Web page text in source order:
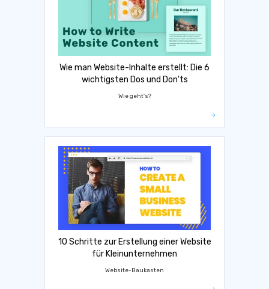
Wie man Website-Inhalte erstellt: Die 6
wichtigsten Dos und Don'ts
Wie geht's?
10 Schritte zur Erstellung einer Website
für Kleinunternehmen
Website-Baukasten